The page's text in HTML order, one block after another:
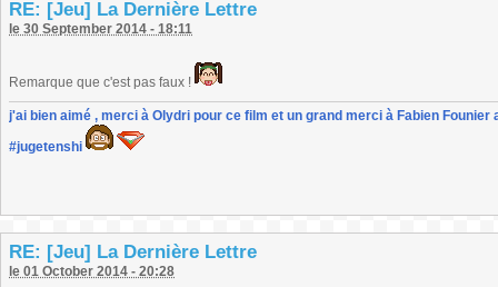
RE: [Jeu] La Dernière Lettre
le 30 September 2014 - 18:11
Remarque que c'est pas faux !
j'ai bien aimé , merci à Olydri pour ce film et un grand merci à Fabien
#jugetenshi
RE: [Jeu] La Dernière Lettre
le 01 October 2014 - 20:28